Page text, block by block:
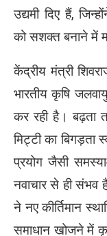
उद्यमी दिए हैं,
को सशक्त बनाने में
केंद्रीय मंत्री
भारतीय कृषि
कर रही है। बढ़ता
मिट्टी का बिगड़ता
प्रयोग जैसी
नवाचार से ही संभव
ने नए कीर्तिमान
समाधान खोजने में